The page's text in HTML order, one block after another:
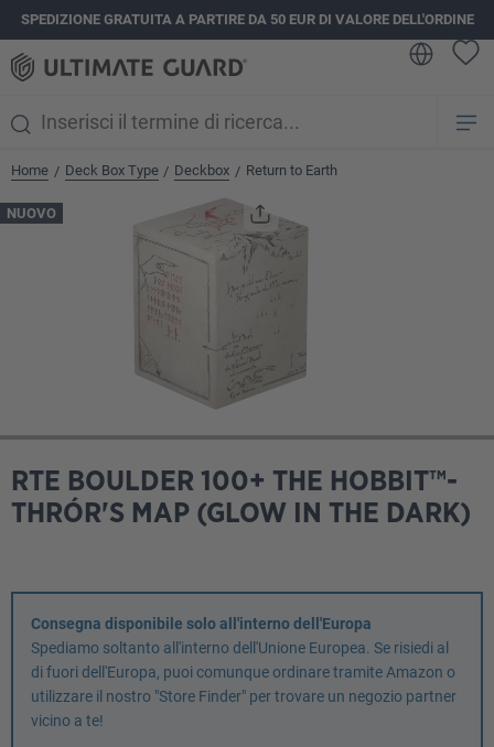
principale
SPEDIZIONE GRATUITA A PARTIRE DA 50 EUR DI VALORE DELL'ORDINE
Home / Deck Box Type / Deckbox / Return to Earth
NUOVO
Salta la galleria di immagini
RTE BOULDER 100+ THE HOBBIT™-
THRÓR'S MAP (GLOW IN THE DARK)
Consegna disponibile solo all'interno dell'Europa
Spediamo soltanto all'interno dell'Unione Europea. Se risiedi al
di fuori dell'Europa, puoi comunque ordinare tramite Amazon o
utilizzare il nostro "Store Finder" per trovare un negozio partner
vicino a te!